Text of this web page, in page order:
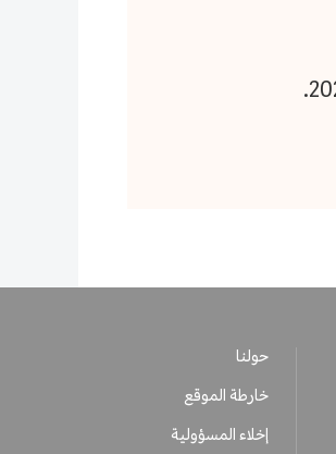
حولنا
خارطة الموقع
إخلاء المسؤولية